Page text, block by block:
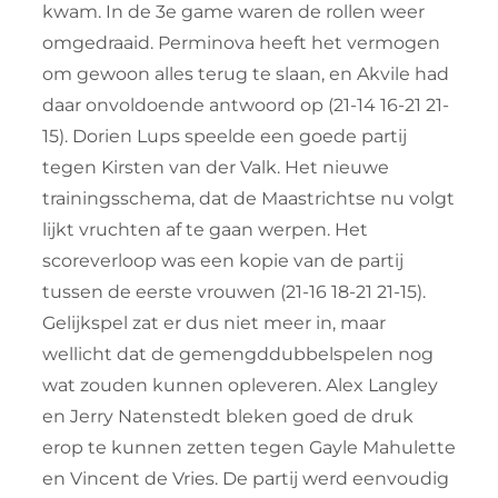
kwam. In de 3e game waren de rollen weer
omgedraaid. Perminova heeft het vermogen
om gewoon alles terug te slaan, en Akvile had
daar onvoldoende antwoord op (21-14 16-21 21-
15). Dorien Lups speelde een goede partij
tegen Kirsten van der Valk. Het nieuwe
trainingsschema, dat de Maastrichtse nu volgt
lijkt vruchten af te gaan werpen. Het
scoreverloop was een kopie van de partij
tussen de eerste vrouwen (21-16 18-21 21-15).
Gelijkspel zat er dus niet meer in, maar
wellicht dat de gemengddubbelspelen nog
wat zouden kunnen opleveren. Alex Langley
en Jerry Natenstedt bleken goed de druk
erop te kunnen zetten tegen Gayle Mahulette
en Vincent de Vries. De partij werd eenvoudig